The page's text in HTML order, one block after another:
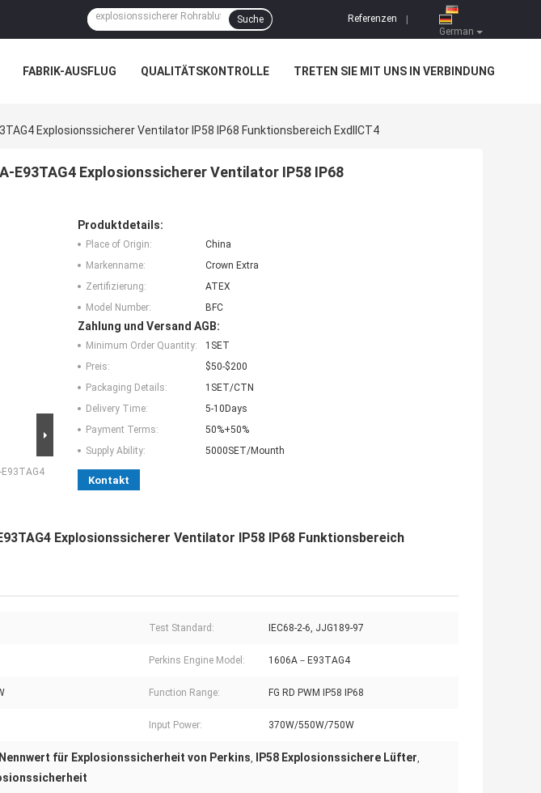
German
Referenzen
Suche
FABRIK-AUSFLUG QUALITÄTSKONTROLLE TRETEN SIE MIT UNS IN VERBINDUNG
Explosionssicherer Ventilator IP58 IP68 Funktionsbereich ExdIICT4
E93TAG4 Explosionssicherer Ventilator IP58 IP68
Produktdetails:
Place of Origin:
China
Markenname:
Crown Extra
Zertifizierung:
ATEX
Model Number:
BFC
Zahlung und Versand AGB:
Minimum Order Quantity:
1SET
Preis:
$50-$200
Packaging Details:
1SET/CTN
Delivery Time:
5-10Days
Payment Terms:
50%+50%
Supply Ability:
5000SET/Mounth
Kontakt
Explosionssicherer Ventilator IP58 IP68 Funktionsbereich
Test Standard: IEC68-2-6, JJG189-97
Perkins Engine Model: 1606A－E93TAG4
Function Range: FG RD PWM IP58 IP68
Input Power: 370W/550W/750W
für Explosionssicherheit von Perkins, IP58 Explosionssichere Lüfter,